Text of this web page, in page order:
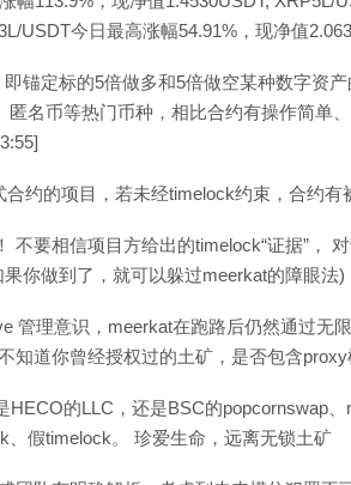
USDT今日最高涨幅54.91%，现净值
锚定标的5倍做多和5倍做空某种数字资
匿名币等热门币种，相比合约有操作简单
约的项目，若未经timelock约束，合约有
不要相信项目方给出的timelock“证据”，
你做到了，就可以躲过meerkat的障眼法)
管理意识，meerkat在跑路后仍然通过无
知道你曾经授权过的土矿，是否包含
HECO的LLC，还是BSC的popcornswap
、假timelock。 珍爱生命，远离无锁土矿